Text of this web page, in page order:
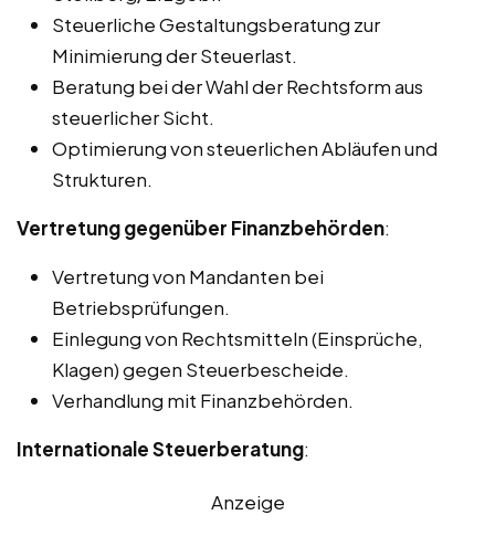
Steuerliche Gestaltungsberatung zur
Minimierung der Steuerlast.
Beratung bei der Wahl der Rechtsform aus
steuerlicher Sicht.
Optimierung von steuerlichen Abläufen und
Strukturen.
Vertretung gegenüber Finanzbehörden:
Vertretung von Mandanten bei
Betriebsprüfungen.
Einlegung von Rechtsmitteln (Einsprüche,
Klagen) gegen Steuerbescheide.
Verhandlung mit Finanzbehörden.
Internationale Steuerberatung:
Anzeige